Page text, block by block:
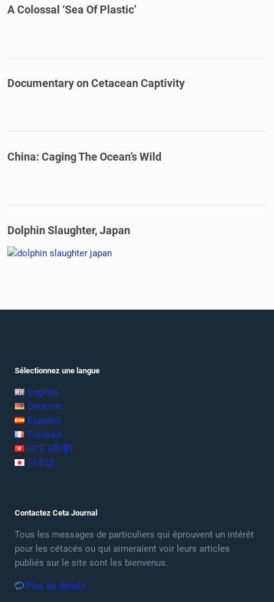
A Colossal ‘Sea Of Plastic’
Documentary on Cetacean Captivity
China: Caging The Ocean’s Wild
Dolphin Slaughter, Japan
Sélectionnez une langue
English
Deutsch
Español
Français
中文 (香港)
日本語
Contactez Ceta Journal
Tous les messages de particuliers qui éprouvent un intérêt
pour les cétacés ou qui aimeraient voir leurs articles
publiés sur le site sont les bienvenus.
Plus de détails …